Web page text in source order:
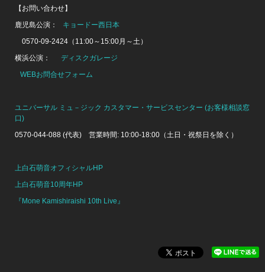
【お問い合わせ】
鹿児島公演： キョードー西日本
0570-09-2424（11:00～15:00月～土）
横浜公演： ディスクガレージ
WEBお問合せフォーム
ユニバーサル ミュ－ジック カスタマー・サービスセンター (お客様相談窓
口)
0570-044-088 (代表) 営業時間: 10:00-18:00（土日・祝祭日を除く）
上白石萌音オフィシャルHP
上白石萌音10周年HP
『Mone Kamishiraishi 10th Live』